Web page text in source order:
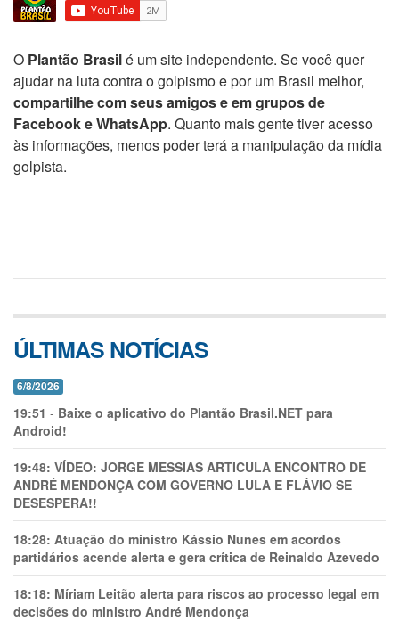
O Plantão Brasilé um site independente. Se você quer
ajudar na luta contra o golpismo e por um Brasil melhor,
compartilhe com seus amigos e em grupos de
Facebook e WhatsApp. Quanto mais gente tiver acesso
às informações, menos poder terá a manipulação da mídia
golpista.
ÚLTIMAS NOTÍCIAS
6/8/2026
19:51 - Baixe o aplicativo do Plantão Brasil.NET para
Android!
19:48: VÍDEO: JORGE MESSIAS ARTICULA ENCONTRO DE
ANDRÉ MENDONÇA COM GOVERNO LULA E FLÁVIO SE
DESESPERA!!
18:28: Atuação do ministro Kássio Nunes em acordos
partidários acende alerta e gera crítica de Reinaldo Azevedo
18:18: Míriam Leitão alerta para riscos ao processo legal em
decisões do ministro André Mendonça